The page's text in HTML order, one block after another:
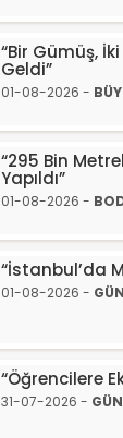
“Bir Gümüş,
Geldi”
01-08-2026 -
“295 Bin
Yapıldı”
01-08-2026 -
“İstanbul’da
01-08-2026 -
“Öğrencilere
31-07-2026 -